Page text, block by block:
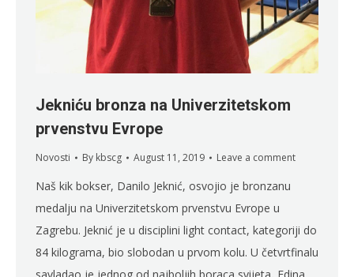
Jekniću bronza na Univerzitetskom
prvenstvu Evrope
Novosti By kbscg August 11, 2019 Leave a comment
Naš kik bokser, Danilo Jeknić, osvojio je bronzanu
medalju na Univerzitetskom prvenstvu Evrope u
Zagrebu. Jeknić je u disciplini light contact, kategoriji do
84 kilograma, bio slobodan u prvom kolu. U četvrtfinalu